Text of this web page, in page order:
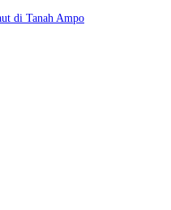
di Tanah Ampo